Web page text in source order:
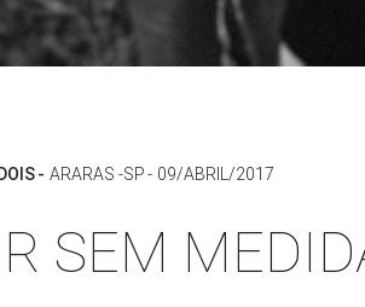
DOIS ARARAS -SP 09/ABRIL/2017
SEM